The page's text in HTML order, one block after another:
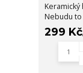
Keramický
Nebudu
299 Kč